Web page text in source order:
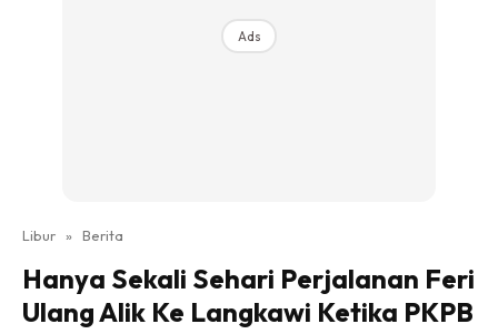
Ads
Libur » Berita
Hanya Sekali Sehari Perjalanan Feri
Ulang Alik Ke Langkawi Ketika PKPB